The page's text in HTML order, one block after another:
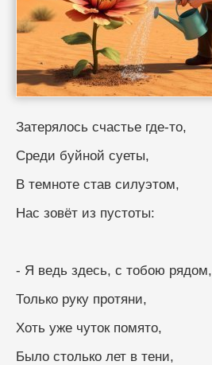
Затерялось счастье где-то,
Среди буйной суеты,
В темноте став силуэтом,
Нас зовёт из пустоты:
- Я ведь здесь, с тобою рядом,
Только руку протяни,
Хоть уже чуток помято,
Было столько лет в тени,